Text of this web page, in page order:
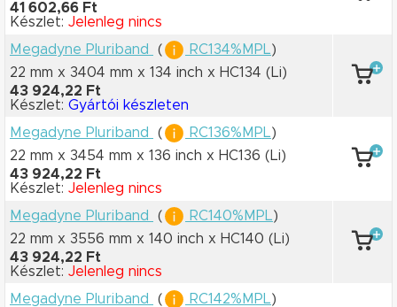
41 602,66 Ft
Készlet: Jelenleg nincs
Megadyne Pluriband
( RC134%MPL)
22 mm x 3404 mm x 134 inch x HC134 (Li)
43 924,22 Ft
Készlet: Gyártói készleten
Megadyne Pluriband
( RC136%MPL)
22 mm x 3454 mm x 136 inch x HC136 (Li)
43 924,22 Ft
Készlet: Jelenleg nincs
Megadyne Pluriband
( RC140%MPL)
22 mm x 3556 mm x 140 inch x HC140 (Li)
43 924,22 Ft
Készlet: Jelenleg nincs
Megadyne Pluriband
( RC142%MPL)